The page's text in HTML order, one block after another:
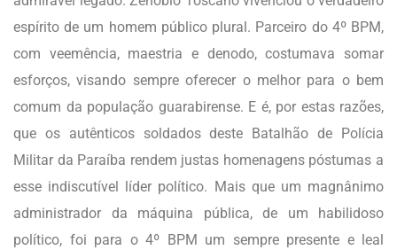
espírito de um homem público plural. Parceiro do 4º BPM,
com veemência, maestria e denodo, costumava somar
esforços, visando sempre oferecer o melhor para o bem
comum da população guarabirense. E é, por estas razões,
que os autênticos soldados deste Batalhão de Polícia
Militar da Paraíba rendem justas homenagens póstumas a
esse indiscutível líder político. Mais que um magnânimo
administrador da máquina pública, de um habilidoso
político, foi para o 4º BPM um sempre presente e leal